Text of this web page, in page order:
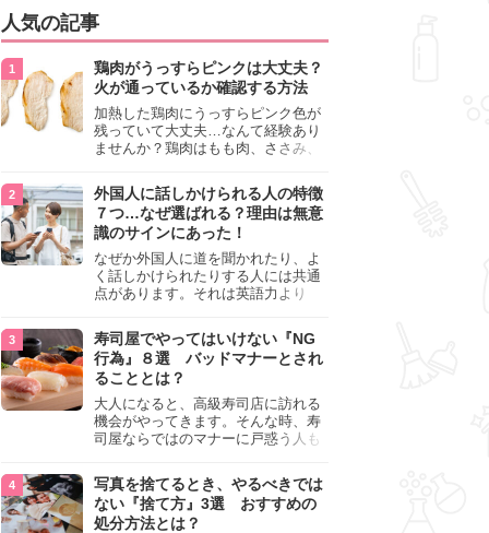
人気の記事
鶏肉がうっすらピンクは大丈夫？
火が通っているか確認する方法
加熱した鶏肉にうっすらピンク色が
残っていて大丈夫…なんて経験あり
ませんか？鶏肉はもも肉、ささみ、
わいが異なり、いろいろと楽しめる
料理ですが、鶏肉は加熱した後でも
うっすらピンク色の部分が大丈夫な
のと気になるときがあります。この
記事では生焼けか火が通っているの
かを確認する方法や、鶏肉を調理す
るときの注意点を紹介しますので、
参考にしてみてくださいね。
外国人に話しかけられる人の特徴
７つ…なぜ選ばれる？理由は無意
識のサインにあった！
なぜか外国人に道を聞かれたり、よ
く話しかけられたりする人には共通
点があります。それは英語力より
けても大丈夫」というサインが関係
しています。よく選ばれる人の特徴
や、英語が苦手でも焦らない対処
法、自分を守るための注意点を詳し
く解説します。
寿司屋でやってはいけない『NG
行為』８選 バッドマナーとされ
ることとは？
大人になると、高級寿司店に訪れる
機会がやってきます。そんな時、寿
司屋ならではのマナーに戸惑う人も
らためて寿司屋でやってはいけない
『NG行為』をチェックしましょう。
写真を捨てるとき、やるべきでは
ない『捨て方』3選 おすすめの
処分方法とは？